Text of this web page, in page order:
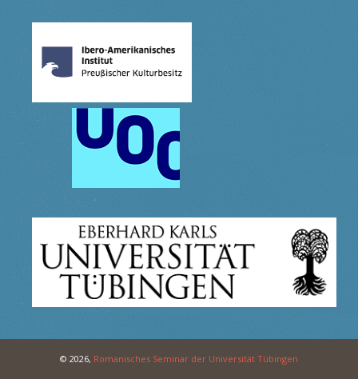
© 2026, Romanisches Seminar der Universität Tübingen